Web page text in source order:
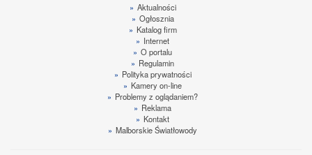
» Aktualności
» Ogłosznia
» Katalog firm
» Internet
» O portalu
» Regulamin
» Polityka prywatności
» Kamery on-line
» Problemy z oglądaniem?
» Reklama
» Kontakt
» Malborskie Światłowody